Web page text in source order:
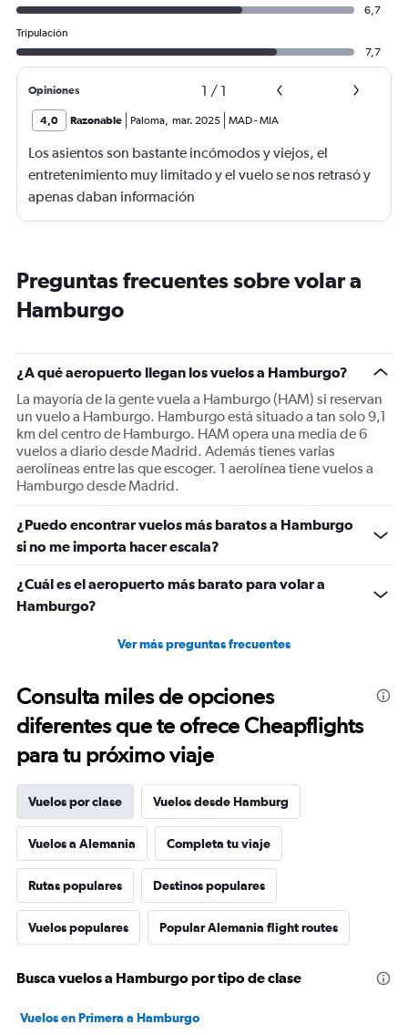
6,7
Tripulación
7,7
Opiniones 1 / 1
4,0 Razonable Paloma, mar. 2025 MAD-MIA
Los asientos son bastante incómodos y viejos, el
entretenimiento muy limitado y el vuelo se nos retrasó y
apenas daban información
Preguntas frecuentes sobre volar a
Hamburgo
¿A qué aeropuerto llegan los vuelos a Hamburgo?
La mayoría de la gente vuela a Hamburgo (HAM) si reservan
un vuelo a Hamburgo. Hamburgo está situado a tan solo 9,1
km del centro de Hamburgo. HAM opera una media de 6
vuelos a diario desde Madrid. Además tienes varias
aerolíneas entre las que escoger. 1 aerolínea tiene vuelos a
Hamburgo desde Madrid.
¿Puedo encontrar vuelos más baratos a Hamburgo
si no me importa hacer escala?
¿Cuál es el aeropuerto más barato para volar a
Hamburgo?
Ver más preguntas frecuentes
Consulta miles de opciones
diferentes que te ofrece Cheapflights
para tu próximo viaje
Vuelos por clase Vuelos desde Hamburg
Vuelos a Alemania Completa tu viaje
Rutas populares Destinos populares
Vuelos populares Popular Alemania flight routes
Busca vuelos a Hamburgo por tipo de clase
Vuelos en Primera a Hamburgo